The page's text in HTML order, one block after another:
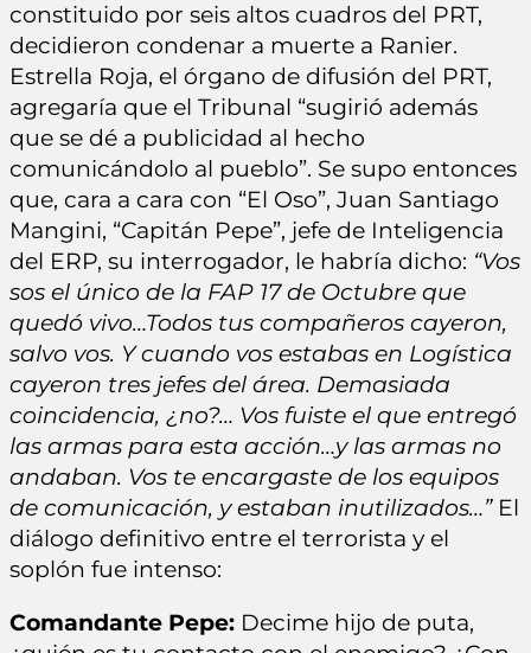
constituido por seis altos cuadros del PRT,
decidieron condenar a muerte a Ranier.
Estrella Roja, el órgano de difusión del PRT,
agregaría que el Tribunal “sugirió además
que se dé a publicidad al hecho
comunicándolo al pueblo”. Se supo entonces
que, cara a cara con “El Oso”, Juan Santiago
Mangini, “Capitán Pepe”, jefe de Inteligencia
del ERP, su interrogador, le habría dicho: “Vos
sos el único de la FAP 17 de Octubre que
quedó vivo…Todos tus compañeros cayeron,
salvo vos. Y cuando vos estabas en Logística
cayeron tres jefes del área. Demasiada
coincidencia, ¿no?… Vos fuiste el que entregó
las armas para esta acción…y las armas no
andaban. Vos te encargaste de los equipos
de comunicación, y estaban inutilizados…” El
diálogo definitivo entre el terrorista y el
soplón fue intenso:
Comandante Pepe: Decime hijo de puta,